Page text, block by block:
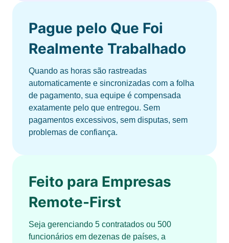
Pague pelo Que Foi
Realmente Trabalhado
Quando as horas são rastreadas
automaticamente e sincronizadas com a folha
de pagamento, sua equipe é compensada
exatamente pelo que entregou. Sem
pagamentos excessivos, sem disputas, sem
problemas de confiança.
Feito para Empresas
Remote-First
Seja gerenciando 5 contratados ou 500
funcionários em dezenas de países, a